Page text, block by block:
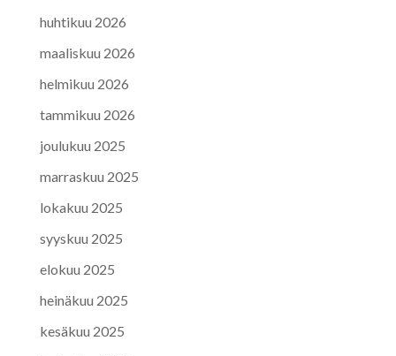
huhtikuu 2026
maaliskuu 2026
helmikuu 2026
tammikuu 2026
joulukuu 2025
marraskuu 2025
lokakuu 2025
syyskuu 2025
elokuu 2025
heinäkuu 2025
kesäkuu 2025